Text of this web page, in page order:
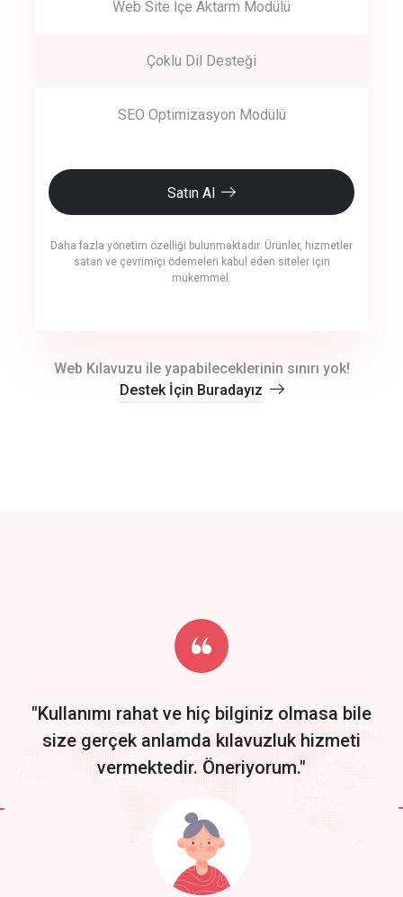
Web Site İçe Aktarm Modülü
Çoklu Dil Desteği
SEO Optimizasyon Modülü
Satın Al
Daha fazla yönetim özelliği bulunmaktadır. Ürünler, hizmetler
satan ve çevrimiçi ödemeleri kabul eden siteler için
mükemmel.
Start by trying our service for 30 days free trial no credit card
required.
Web Kılavuzu ile yapabileceklerinin sınırı yok!
Destek İçin Buradayız
"Kullanımı rahat ve hiç bilginiz olmasa bile
size gerçek anlamda kılavuzluk hizmeti
vermektedir. Öneriyorum."